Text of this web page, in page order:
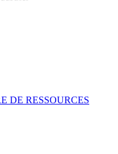
DE RESSOURCES